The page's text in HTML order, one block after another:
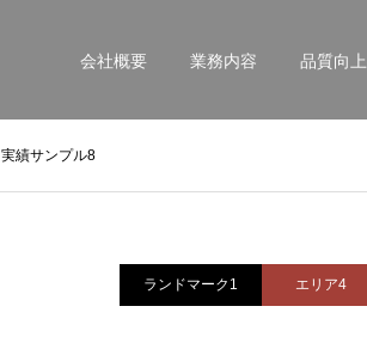
会社概要 業務内容 品質向
実績サンプル8
ランドマーク1 エリア4